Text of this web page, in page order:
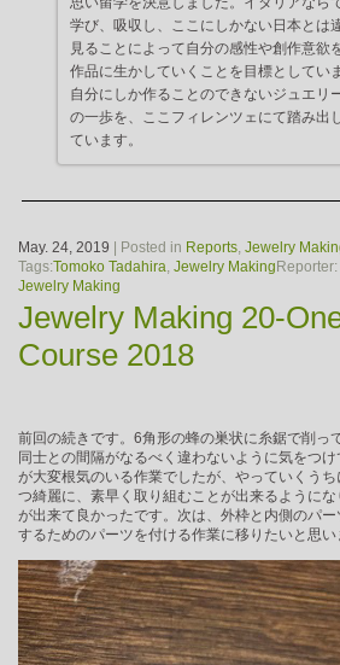
学び、吸収し、ここにしかない日本とは
見ることによって自分の感性や創作意欲
作品に生かしていくことを目標としていま
自分にしか作ることのできないジュエリ
の一歩を、ここフィレンツェにて踏み出
ています。
May. 24, 2019 | Posted in Reports, Jewelry
Tags:Tomoko Tadahira, Jewelry Making Reporter:
Jewelry Making
Jewelry Making 20-
Course 2018
前回の続きです。6角形の蜂の巣状に糸鋸で削っ
同士との間隔がなるべく違わないように気をつ
が大変根気のいる作業でしたが、やっていくう
つ綺麗に、素早く取り組むことが出来るように
が出来て良かったです。次は、外枠と内側のパ
するためのパーツを付ける作業に移りたいと思い